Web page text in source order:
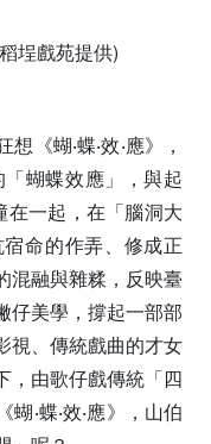
埕戲苑提供)
《蝴‧蝶‧效‧應》，
蝴蝶效應」，與起
一起，在「腦洞大
命的作弄、修成正
混融與雜糅，反映臺
仔美學，撐起一部部
視、傳統戲曲的才女
，由歌仔戲傳統「四
‧蝶‧效‧應》，山伯